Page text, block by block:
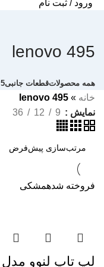
ورود / ثبت نام
lenovo 495
همه محصولاتقطعات جانبی5 محصول
خانه »
lenovo 495
نمایش
9
12
36
فروخته شدهمشکی